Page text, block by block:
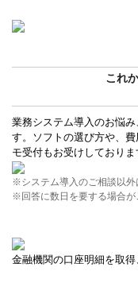
これ
業務システム導入のお悩
す。ソフトの選び方や、
モ受付もお受けしておりま
※システム導入のご相談以外
※回答に数日を要する場合が
金融機関の口座明細を取